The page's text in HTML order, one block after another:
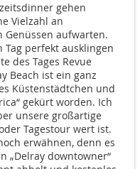
gehen
Vielzahl an
aufwarten.
perfekt ausklingen
des Tages Revue
Beach ist ein ganz
Küstenstädtchen und
gekürt worden. Ich
unsere großartige
Tagestour wert ist.
erwähnen, denn es
„Delray downtowner“